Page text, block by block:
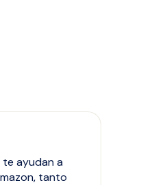
ayudan a
tanto